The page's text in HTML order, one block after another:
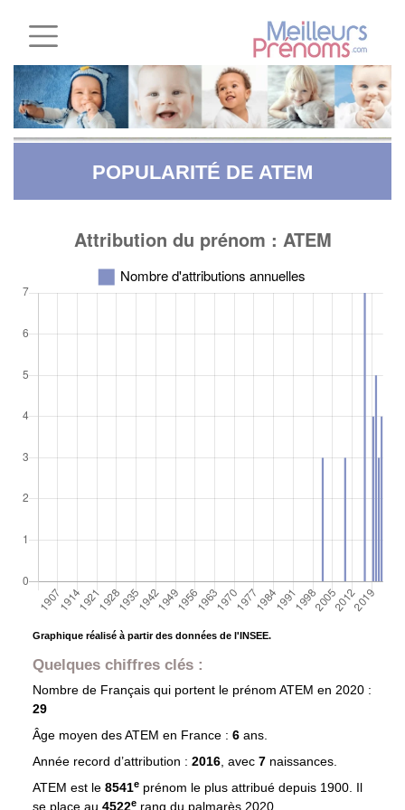
POPULARITÉ DE ATEM
Graphique réalisé à partir des données de l'INSEE.
Quelques chiffres clés :
Nombre de Français qui portent le prénom ATEM en 2020 :
29
Âge moyen desATEM en France : 6 ans.
Année record d’attribution : 2016, avec 7 naissances.
ATEM est le 8541eprénom le plus attribué depuis 1900. Il
se place au 4522e rang du palmarès 2020.